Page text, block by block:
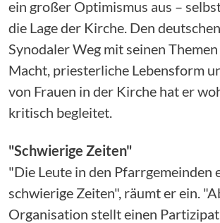
ein großer Optimismus aus –
die Lage der Kirche. Den
Synodaler Weg mit seinen Themen
Macht, priesterliche Lebensform
von Frauen in der Kirche hat er
kritisch begleitet.
"Schwierige Zeiten"
"Die Leute in den Pfarrgemeinden
schwierige Zeiten", räumt er ein.
Organisation stellt einen